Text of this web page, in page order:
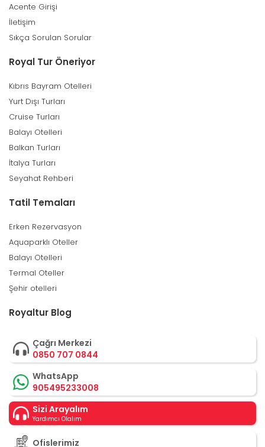
Acente Girişi
İletişim
Sıkça Sorulan Sorular
Royal Tur Öneriyor
Kıbrıs Bayram Otelleri
Yurt Dışı Turları
Cruise Turları
Balayı Otelleri
Balkan Turları
İtalya Turları
Seyahat Rehberi
Tatil Temaları
Erken Rezervasyon
Aquaparklı Oteller
Balayı Otelleri
Termal Oteller
Şehir otelleri
Royaltur Blog
Çağrı Merkezi
0850 707 0844
WhatsApp
905495233008
Sizi Arayalım
Yardımcı Olalım
Ofislerimiz